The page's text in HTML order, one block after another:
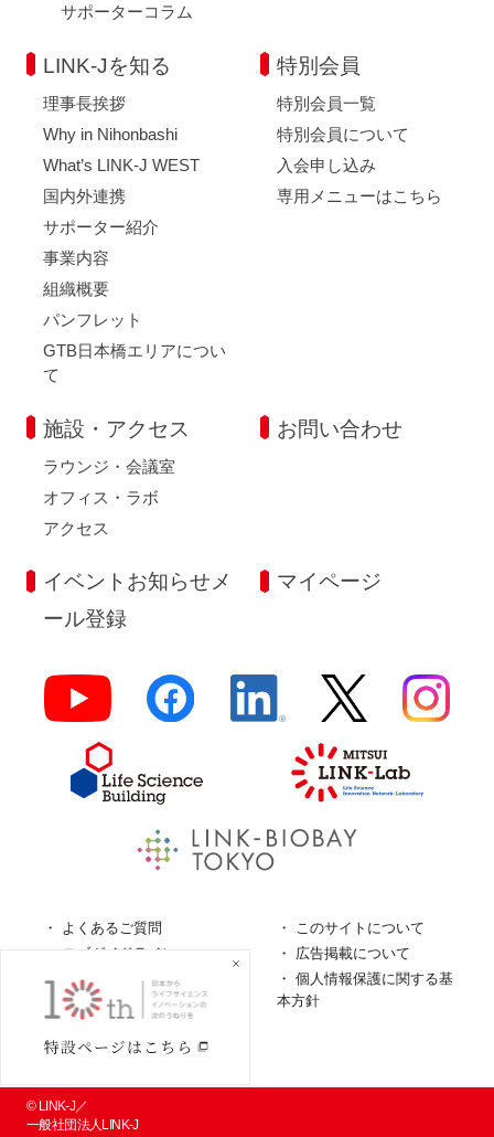
サポーターコラム
LINK-Jを知る
理事長挨拶
Why in Nihonbashi
What’s LINK-J WEST
国内外連携
サポーター紹介
事業内容
組織概要
パンフレット
GTB日本橋エリアについ
て
特別会員
特別会員一覧
特別会員について
入会申し込み
専用メニューはこちら
施設・アクセス
ラウンジ・会議室
オフィス・ラボ
アクセス
お問い合わせ
イベントお知らせメ
ール登録
マイページ
よくあるご質問
このサイトについて
ロゴガイドライン
広告掲載について
特定商取引法に基づく表
個人情報保護に関する基
本方針
© LINK-J／
一般社団法人LINK-J